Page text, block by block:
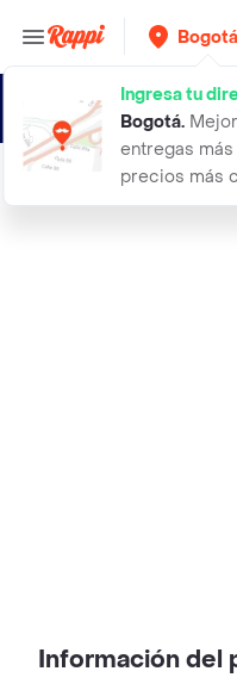
Bogotá
Ingresa tu
Bogotá.
entregas
precios más
figura coleccionale
Información del